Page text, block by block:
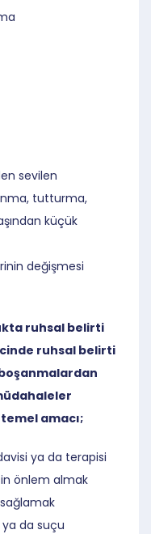
sevilen
tutturma,
küçük
değişmesi
ruhsal belirti
ruhsal belirti
amacı;
ya da terapisi
önlem almak
da suçu